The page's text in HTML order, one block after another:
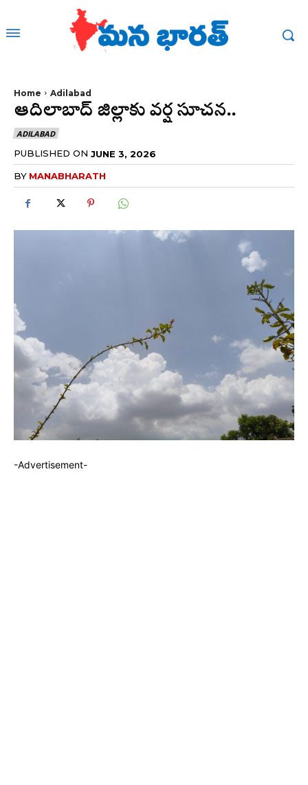
Home Adilabad
ఆదిలాబాద్ జిల్లాకు వర్ష సూచన..
ADILABAD
PUBLISHED ON JUNE 3, 2026
BY MANABHARATH
-Advertisement-